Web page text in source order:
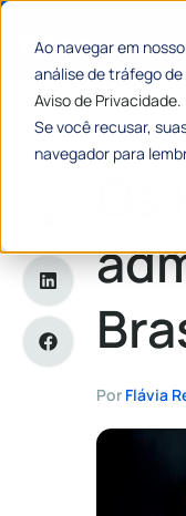
Ao navegar em
análise de tráfego
Aviso de Privacidade.
Se você recusar,
navegador para
Home»Os 6
Por Flávia